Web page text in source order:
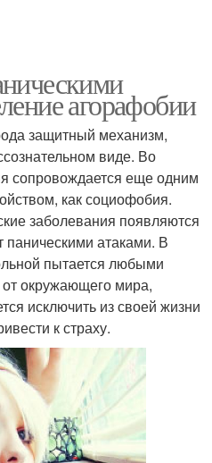
агорафобии
защитный механизм,
виде. Во
сопровождается еще одним
как социофобия.
заболевания появляются
атаками. В
пытается любыми
окружающего мира,
исключить из своей жизни
к страху.